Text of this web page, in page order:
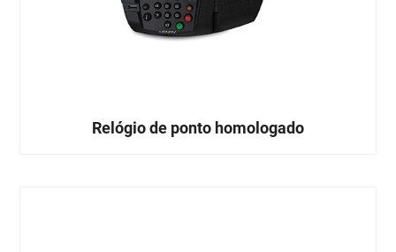
Relógio de ponto homologado